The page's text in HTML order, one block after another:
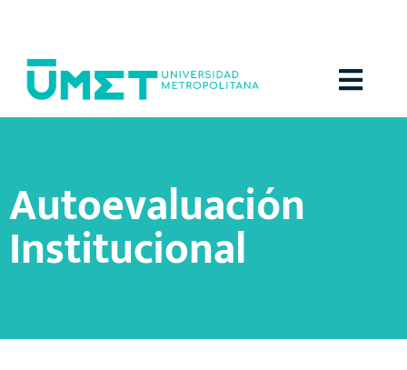
Autoevaluación
Institucional